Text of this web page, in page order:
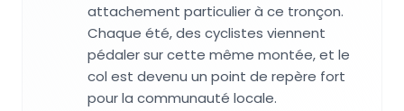
attachement particulier à ce tronçon.
Chaque été, des cyclistes viennent
pédaler sur cette même montée, et le
col est devenu un point de repère fort
pour la communauté locale.